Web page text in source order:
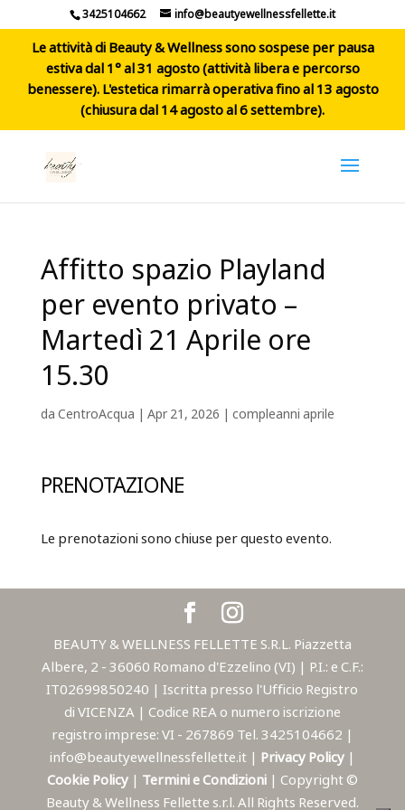
3425104662 info@beautyewellnessfellette.it
Le attività di Beauty & Wellness sono sospese per pausa
estiva dal 1° al 31 agosto (attività libera e percorso
benessere). L'estetica rimarrà operativa fino al 13 agosto
(chiusura dal 14 agosto al 6 settembre).
Affitto spazio Playland
per evento privato –
Martedì 21 Aprile ore
15.30
daCentroAcqua | Apr 21, 2026 | compleanni aprile
PRENOTAZIONE
Le prenotazioni sono chiuse per questo evento.
BEAUTY & WELLNESS FELLETTE S.R.L. Piazzetta
Albere, 2 - 36060 Romano d'Ezzelino (VI) | P.I.: e C.F.:
IT02699850240 | Iscritta presso l'Ufficio Registro
di VICENZA | Codice REA o numero iscrizione
registro imprese: VI - 267869 Tel. 3425104662 |
info@beautyewellnessfellette.it | Privacy Policy |
Cookie Policy | Termini e Condizioni | Copyright ©
Beauty & Wellness Fellette s.r.l. All Rights Reserved.